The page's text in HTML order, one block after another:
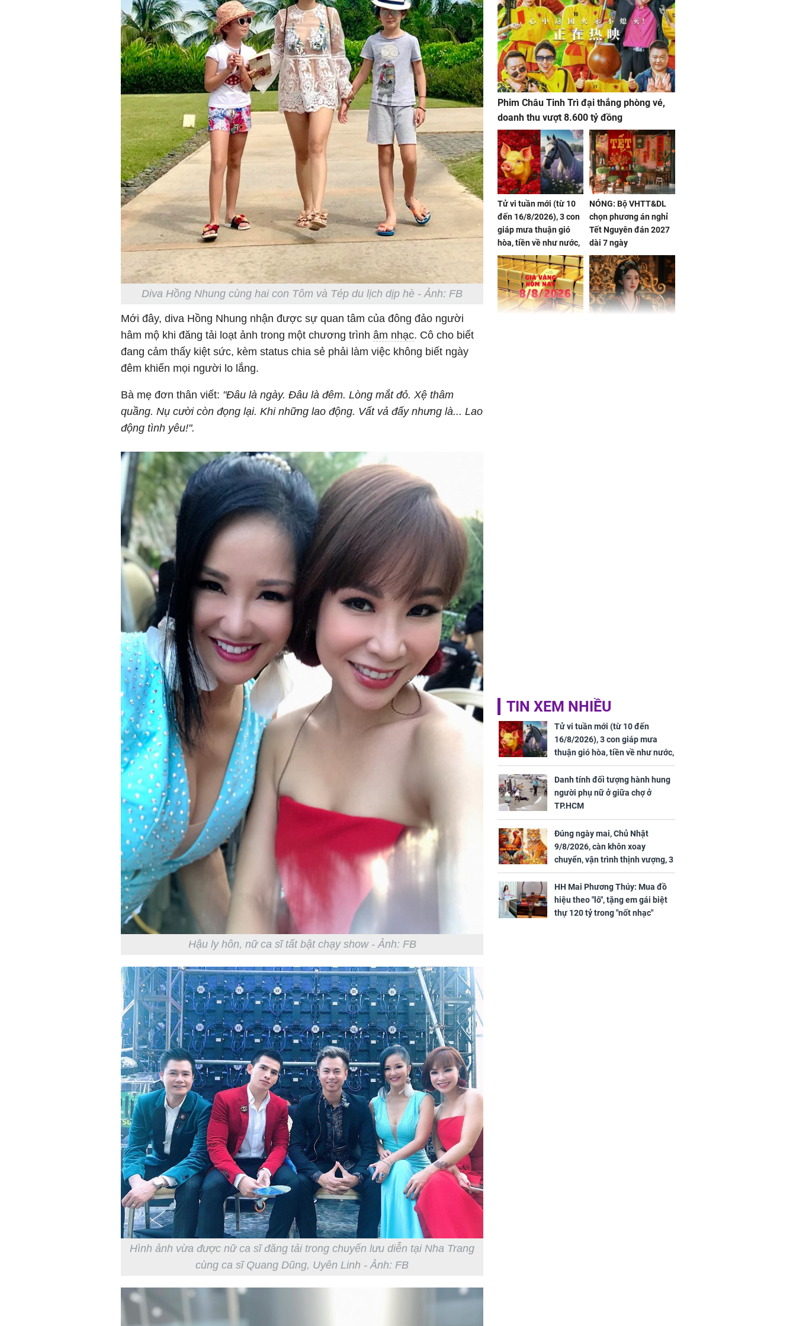
Diva Hồng Nhung cùng hai con Tôm và Tép du lịch dịp hè - Ảnh: FB
Mới đây, diva Hồng Nhung nhận được sự quan tâm của đông đảo người
hâm mộ khi đăng tải loạt ảnh trong một chương trình âm nhạc. Cô cho biết
đang cảm thấy kiệt sức, kèm status chia sẻ phải làm việc không biết ngày
đêm khiến mọi người lo lắng.
Bà mẹ đơn thân viết: "Đâu là ngày. Đâu là đêm. Lòng mắt đỏ. Xệ thâm
quầng. Nụ cười còn đọng lại. Khi những lao động. Vất vả đấy nhưng là... Lao
động tình yêu!".
Hậu ly hôn, nữ ca sĩ tất bật chạy show - Ảnh: FB
Hình ảnh vừa được nữ ca sĩ đăng tải trong chuyến lưu diễn tại Nha Trang
cùng ca sĩ Quang Dũng, Uyên Linh - Ảnh: FB
Phim Châu Tinh Trì đại thắng phòng vé,
doanh thu vượt 8.600 tỷ đồng
Tử vi tuần mới (từ 10
đến 16/8/2026), 3 con
giáp mưa thuận gió
hòa, tiền về như nước,
bạc vàng dư dả, Phú
Quý Vinh Hoa, vận
trình khai sáng
NÓNG: Bộ VHTT&DL
chọn phương án nghỉ
Tết Nguyên đán 2027
dài 7 ngày
TIN XEM NHIỀU
Tử vi tuần mới (từ 10 đến
16/8/2026), 3 con giáp mưa
thuận gió hòa, tiền về như nước,
bạc vàng dư dả, Phú Quý Vinh
Hoa, vận trình khai sáng
Danh tính đối tượng hành hung
người phụ nữ ở giữa chợ ở
TP.HCM
Đúng ngày mai, Chủ Nhật
9/8/2026, càn khôn xoay
chuyển, vận trình thịnh vượng, 3
con giáp nhận phúc khí nhà trời,
tình tiền đỏ như son, vận may
hanh thông
HH Mai Phương Thúy: Mua đồ
hiệu theo "lô", tặng em gái biệt
thự 120 tỷ trong "nốt nhạc"